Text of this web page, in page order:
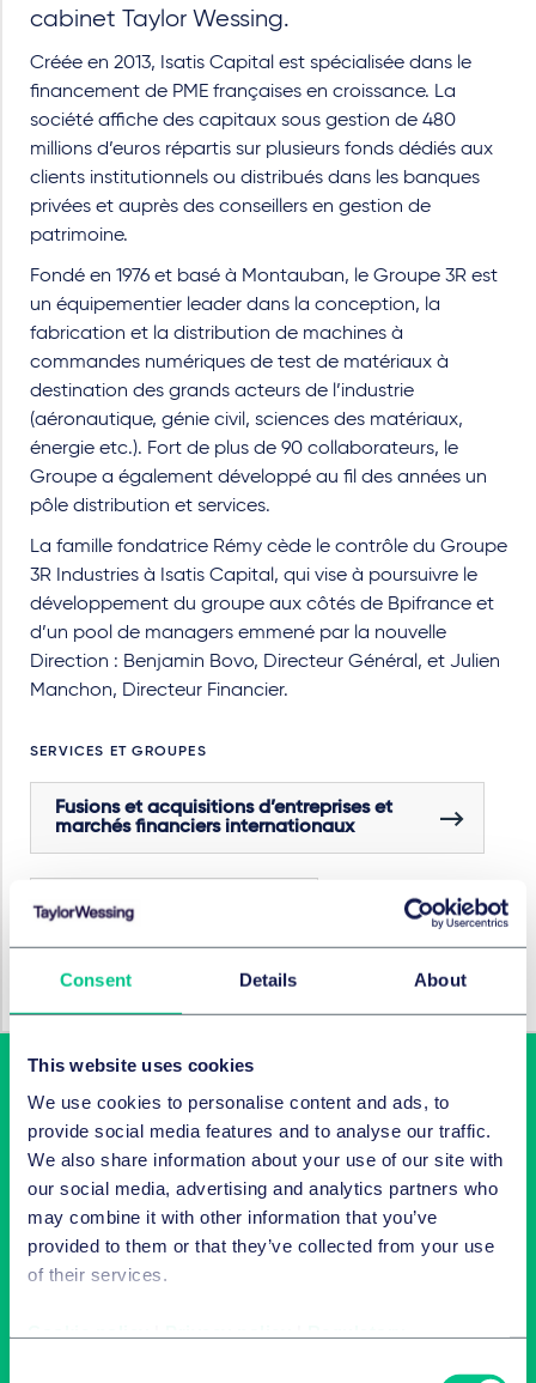
Consent Details About
This website uses cookies
We use cookies to personalise content and ads, to
provide social media features and to analyse our traffic.
We also share information about your use of our site with
our social media, advertising and analytics partners who
may combine it with other information that you’ve
provided to them or that they’ve collected from your use
of their services.
cabinet Taylor Wessing.
Créée en 2013, Isatis Capital est spécialisée dans le
financement de PME françaises en croissance. La
société affiche des capitaux sous gestion de 480
millions d’euros répartis sur plusieurs fonds dédiés aux
clients institutionnels ou distribués dans les banques
privées et auprès des conseillers en gestion de
patrimoine.
Fondé en 1976 et basé à Montauban, le Groupe 3R est
un équipementier leader dans la conception, la
fabrication et la distribution de machines à
commandes numériques de test de matériaux à
destination des grands acteurs de l’industrie
(aéronautique, génie civil, sciences des matériaux,
énergie etc.). Fort de plus de 90 collaborateurs, le
Groupe a également développé au fil des années un
pôle distribution et services.
La famille fondatrice Rémy cède le contrôle du Groupe
3R Industries à Isatis Capital, qui vise à poursuivre le
développement du groupe aux côtés de Bpifrance et
d’un pool de managers emmené par la nouvelle
Direction : Benjamin Bovo, Directeur Général, et Julien
Manchon, Directeur Financier.
SERVICES ET GROUPES
Fusions et acquisitions d’entreprises et
marchés financiers internationaux
Capital investissement
Marchés des capitaux propres
Latest insights in your inbox
Subscribe to newsletters on topics relevant to you.